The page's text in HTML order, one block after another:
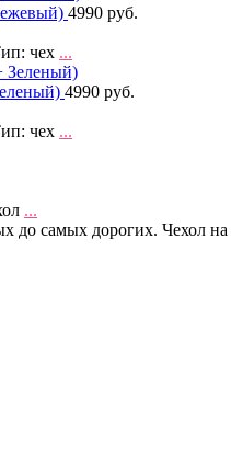
4990 руб.
чех ...
4990 руб.
чех ...
...
самых дорогих. Чехол